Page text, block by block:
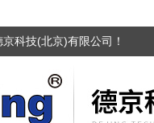
科技(北京)有限公司！